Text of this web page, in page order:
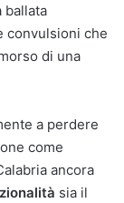
ballata
convulsioni che
di una
a perdere
come
ancora
sia il